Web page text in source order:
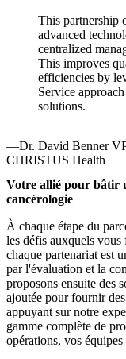
This partnership
advanced
centralized
This improves
efficiencies by
Service
solutions.
—Dr. David Benner
CHRISTUS Health
Votre allié pour bâtir
cancérologie
À chaque étape du
les défis auxquels
chaque partenariat est
par l'évaluation et la
proposons ensuite des
ajoutée pour fournir
appuyant sur notre
gamme complète de
opérations, vos équipes